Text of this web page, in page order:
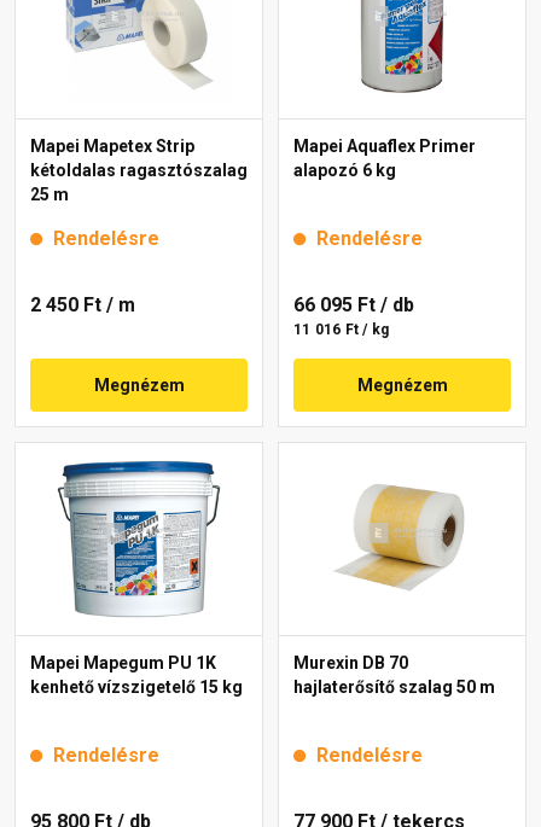
Mapei Mapetex Strip
kétoldalas ragasztószalag
25 m
Rendelésre
2 450 Ft / m
Megnézem
Mapei Aquaflex Primer
alapozó 6 kg
Rendelésre
66 095 Ft / db
11 016 Ft / kg
Megnézem
Mapei Mapegum PU 1K
kenhető vízszigetelő 15 kg
Rendelésre
95 800 Ft / db
Murexin DB 70
hajlaterősítő szalag 50 m
Rendelésre
77 900 Ft / tekercs